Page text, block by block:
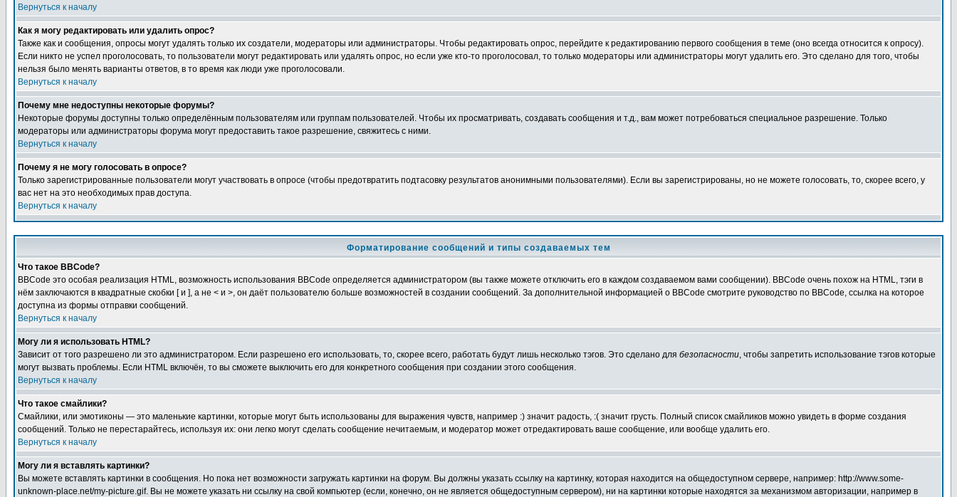
Вернуться к началу
Как я могу редактировать или удалить опрос?
Также как и сообщения, опросы могут удалять только их создатели, модераторы или администраторы. Чтобы редактировать опрос, перейдите к редактированию первого сообщения в теме (оно всегда относится к опросу).
Если никто не успел проголосовать, то пользователи могут редактировать или удалять опрос, но если уже кто-то проголосовал, то только модераторы или администраторы могут удалить его. Это сделано для того, чтобы
нельзя было менять варианты ответов, в то время как люди уже проголосовали.
Вернуться к началу
Почему мне недоступны некоторые форумы?
Некоторые форумы доступны только определённым пользователям или группам пользователей. Чтобы их просматривать, создавать сообщения и т.д., вам может потребоваться специальное разрешение. Только
модераторы или администраторы форума могут предоставить такое разрешение, свяжитесь с ними.
Вернуться к началу
Почему я не могу голосовать в опросе?
Только зарегистрированные пользователи могут участвовать в опросе (чтобы предотвратить подтасовку результатов анонимными пользователями). Если вы зарегистрированы, но не можете голосовать, то, скорее всего, у
вас нет на это необходимых прав доступа.
Вернуться к началу
Форматирование сообщений и типы создаваемых тем
Что такое BBCode?
BBCode это особая реализация HTML, возможность использования BBCode определяется администратором (вы также можете отключить его в каждом создаваемом вами сообщении). BBCode очень похож на HTML, тэги в
нём заключаются в квадратные скобки [ и ], а не < и >, он даёт пользователю больше возможностей в создании сообщений. За дополнительной информацией о BBCode смотрите руководство по BBCode, ссылка на которое
доступна из формы отправки сообщений.
Вернуться к началу
Могу ли я использовать HTML?
Зависит от того разрешено ли это администратором. Если разрешено его использовать, то, скорее всего, работать будут лишь несколько тэгов. Это сделано для безопасности, чтобы запретить использование тэгов которые
могут вызвать проблемы. Если HTML включён, то вы сможете выключить его для конкретного сообщения при создании этого сообщения.
Вернуться к началу
Что такое смайлики?
Смайлики, или эмотиконы — это маленькие картинки, которые могут быть использованы для выражения чувств, например :) значит радость, :( значит грусть. Полный список смайликов можно увидеть в форме создания
сообщений. Только не перестарайтесь, используя их: они легко могут сделать сообщение нечитаемым, и модератор может отредактировать ваше сообщение, или вообще удалить его.
Вернуться к началу
Могу ли я вставлять картинки?
Вы можете вставлять картинки в сообщения. Но пока нет возможности загружать картинки на форум. Вы должны указать ссылку на картинку, которая находится на общедоступном сервере, например: http://www.some-
unknown-place.net/my-picture.gif. Вы не можете указать ни ссылку на свой компьютер (если, конечно, он не является общедоступным сервером), ни на картинки которые находятся за механизмом авторизации, например в